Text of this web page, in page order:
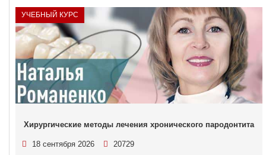
УЧЕБНЫЙ КУРС
Хирургические методы лечения хронического пародонтита
18 сентября 2026 20729